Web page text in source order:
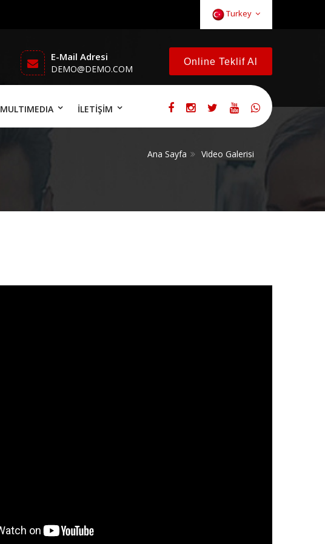
Turkey
E-Mail Adresi
DEMO@DEMO.COM
Online Teklif Al
MULTIMEDIA İLETİŞİM
Ana Sayfa Video Galerisi